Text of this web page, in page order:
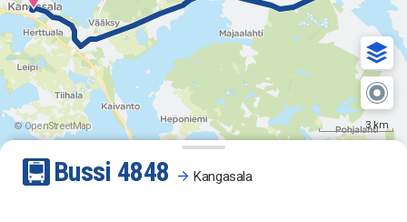
© OpenStreetMap 3 km
Bussi 4848 Kangasala